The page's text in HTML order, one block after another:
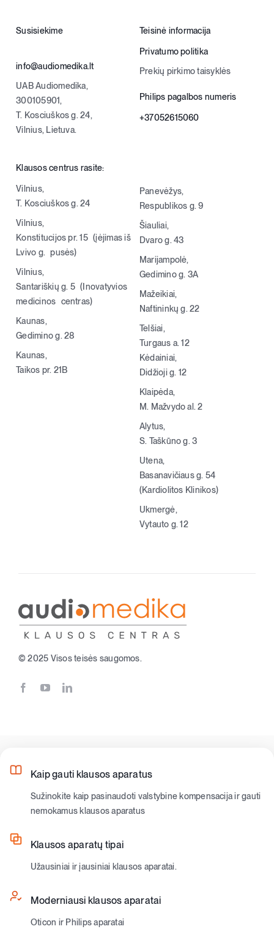
Susisiekime
info@audiomedika.lt
UAB Audiomedika,
300105901,
T. Kosciuškos g. 24,
Vilnius, Lietuva.
Teisinė informacija
Privatumo politika
Prekių pirkimo taisyklės
Philips pagalbos numeris
+37052615060
Klausos centrus rasite:
Vilnius,
T. Kosciuškos g. 24
Vilnius,
Konstitucijos pr. 15 (įėjimas iš
Lvivo g. pusės)
Vilnius,
Santariškių g. 5 (Inovatyvios
medicinos centras)
Kaunas,
Gedimino g. 28
Kaunas,
Taikos pr. 21B
Panevėžys,
Respublikos g. 9
Šiauliai,
Dvaro g. 43
Marijampolė,
Gedimino g. 3A
Mažeikiai,
Naftininkų g. 22
Telšiai,
Turgaus a. 12
Kėdainiai,
Didžioji g. 12
Klaipėda,
M. Mažvydo al. 2
Alytus,
S. Taškūno g. 3
Utena,
Basanavičiaus g. 54
(Kardiolitos Klinikos)
Ukmergė,
Vytauto g. 12
© 2025 Visos teisės saugomos.
Kaip gauti klausos aparatus
Sužinokite kaip pasinaudoti valstybine kompensacija ir gauti
nemokamus klausos aparatus
Klausos aparatų tipai
Užausiniai ir įausiniai klausos aparatai.
Moderniausi klausos aparatai
Oticon ir Philips aparatai